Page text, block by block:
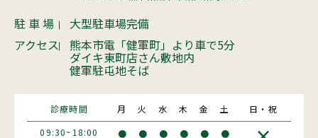
駐 車 場
大型駐車場完備
アクセス
熊本市電「健軍町」より車で5分
ダイキ東町店さん敷地内
健軍駐屯地そば
診療時間 月 火 水 木 金 土
日・祝
09:30~18:00
● ● ● ● ● ●